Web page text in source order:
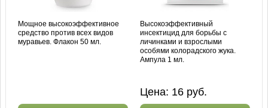
Мощное высокоэффективное
средство против всех видов
муравьев. Флакон 50 мл.
Высокоэффективный
инсектицид для борьбы с
личинками и взрослыми
особями колорадского жука.
Ампула 1 мл.
Цена: 16 руб.